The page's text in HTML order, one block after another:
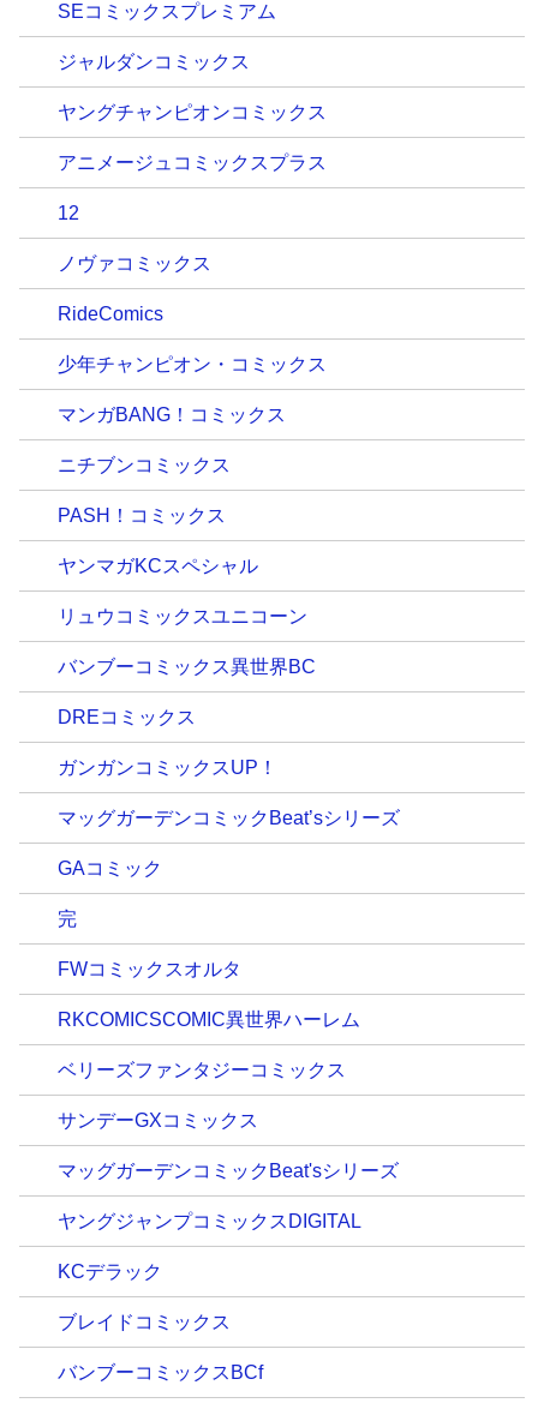
SEコミックスプレミアム
ジャルダンコミックス
ヤングチャンピオンコミックス
アニメージュコミックスプラス
12
ノヴァコミックス
RideComics
少年チャンピオン・コミックス
マンガBANG！コミックス
ニチブンコミックス
PASH！コミックス
ヤンマガKCスペシャル
リュウコミックスユニコーン
バンブーコミックス異世界BC
DREコミックス
ガンガンコミックスUP！
マッグガーデンコミックBeat’sシリーズ
GAコミック
完
FWコミックスオルタ
RKCOMICSCOMIC異世界ハーレム
ベリーズファンタジーコミックス
サンデーGXコミックス
マッグガーデンコミックBeat'sシリーズ
ヤングジャンプコミックスDIGITAL
KCデラック
ブレイドコミックス
バンブーコミックスBCf